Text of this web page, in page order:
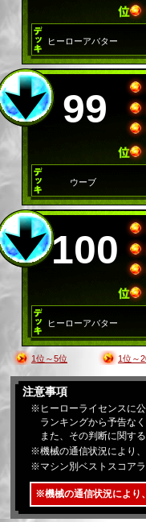
ヒーローアバター
99
ウーブ
100
ヒーローアバター
1位～5位 1位～
注意事項
※ヒーローライセンスに
ランキングから予告な
また、その判断に関す
※機械の通信状況により
※マシン別ベストスコア
※機械の通信状況により